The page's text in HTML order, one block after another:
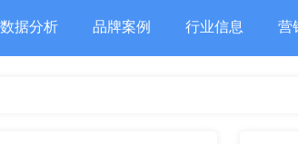
数据分析 品牌案例 行业信息 营